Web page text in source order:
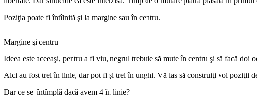
Poziţia poate fi întîlnită şi la margine sau în centru.
Margine şi centru
Ideea este aceeaşi, pentru a fi viu, negrul trebuie să mute în centru şi să facă doi
Aici au fost trei în linie, dar pot fi şi trei în unghi. Vă las să construiţi voi poziţii
Dar ce se întîmplă dacă avem 4 în linie?